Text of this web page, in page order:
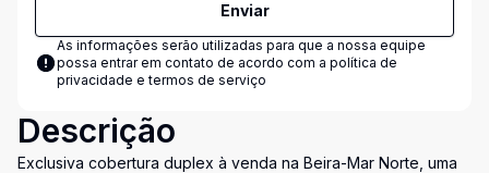
Enviar
As informações serão utilizadas para que a nossa equipe
possa entrar em contato de acordo com a política de
privacidade e termos de serviço
Descrição
Exclusiva cobertura duplex à venda na Beira-Mar Norte, uma